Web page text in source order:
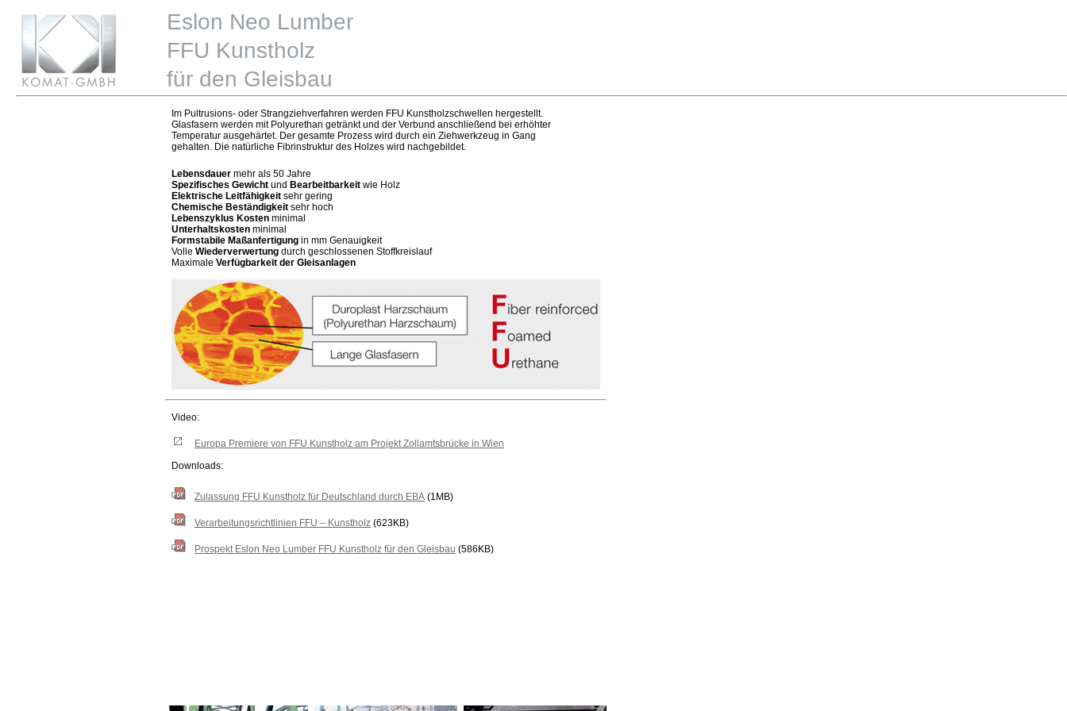
Im Pultrusions- oder Strangziehverfahren werden FFU Kunstholzschwellen hergestellt.
Glasfasern werden mit Polyurethan getränkt und der Verbund anschließend bei erhöhter
Temperatur ausgehärtet. Der gesamte Prozess wird durch ein Ziehwerkzeug in Gang
gehalten. Die natürliche Fibrinstruktur des Holzes wird nachgebildet.
Lebensdauer mehr als 50 Jahre
Spezifisches Gewicht und Bearbeitbarkeit wie Holz
Elektrische Leitfähigkeit sehr gering
Chemische Beständigkeit sehr hoch
Lebenszyklus Kosten minimal
Unterhaltskosten minimal
Formstabile Maßanfertigung in mm Genauigkeit
Volle Wiederverwertung durch geschlossenen Stoffkreislauf
Maximale Verfügbarkeit der Gleisanlagen
Video:
Europa Premiere von FFU Kunstholz am Projekt Zollamtsbrücke in Wien
Downloads:
Zulassung FFU Kunstholz für Deutschland durch EBA (1MB)
Verarbeitungsrichtlinien FFU – Kunstholz (623KB)
Prospekt Eslon Neo Lumber FFU Kunstholz für den Gleisbau (586KB)